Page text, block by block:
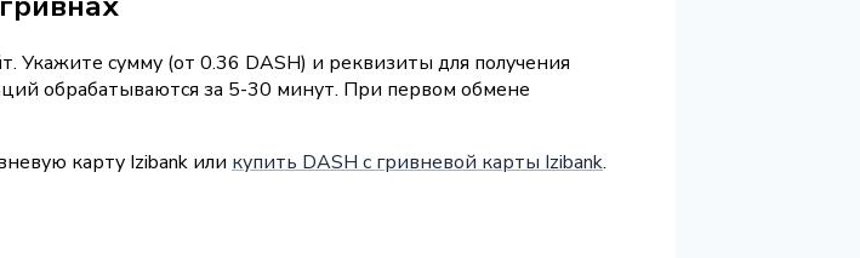
Укажите сумму (от 0.36 DASH) и реквизиты для получения
обрабатываются за 5-30 минут. При первом обмене
карту Izibank или купить DASH с гривневой карты Izibank.